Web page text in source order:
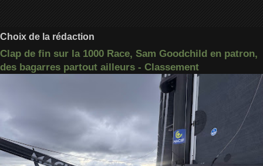
Choix de la rédaction
Clap de fin sur la 1000 Race, Sam Goodchild en patron,
des bagarres partout ailleurs - Classement